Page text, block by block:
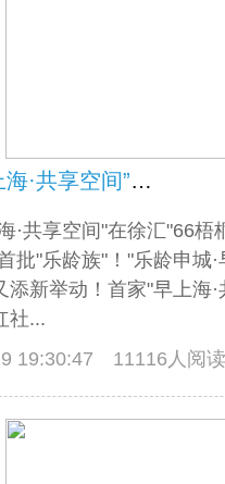
首家“早上海·共享空间”在徐汇“66梧桐院”揭牌
·共享空间"在徐汇"66梧
批"乐龄族"！"乐龄申城·
添新举动！首家"早上海·
社...
19:30:47
11116人阅